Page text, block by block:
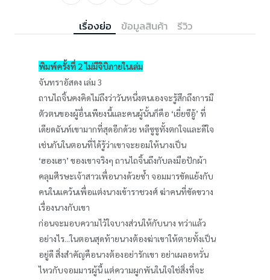
เรื่องย่อ ข้อมูลสินค้า รีวิว
พิมพ์ครั้งที่ 2 ไม่มีจิบิภายในเล่ม
จันทราอัสดง เล่ม 3
ถานไถจิ้นคงคิดไม่ถึงว่าวันหนึ่งตนเองจะรู้สึกถึงการมี
ตัวตนของผู้อื่นเพียงนี้และคนผู้นั้นก็คือ ‘เยี่ยซีอู้’ ที่
เดียดฉันท์เขามากที่สุดอีกด้วย หลีซูซูทั้งตกใจและดีใจ
เช่นกันในตอนที่ได้รู้ว่าเขาจะยอมให้นางเป็น
‘ฮองเฮา’ ของเขาจริงๆ ถานไถจิ้นถึงกับลงมือปักผ้า
คลุมศีรษะเจ้าสาวเพื่อนางด้วยซ้ำ จอมมารขัดแย้งกับ
คนในแคว้นเพื่อแต่งนางเข้าราชวงศ์ ฆ่าคนที่ขัดขวาง
เรื่องนางกับเขา
ก่อนจะมอบความไว้ใจบางส่วนให้กับนาง ทว่าแล้ว
อย่างไร...ในตอนสุดท้ายนางต้องฆ่าเขาให้ตายทั้งเป็น
อยู่ดี สิ่งสำคัญคือนางต้องอย่ารักเขา อย่าเผลอหวั่น
ไหวกับจอมมารผู้นี้ แต่ความผูกพันในใจใช่สิ่งที่จะ